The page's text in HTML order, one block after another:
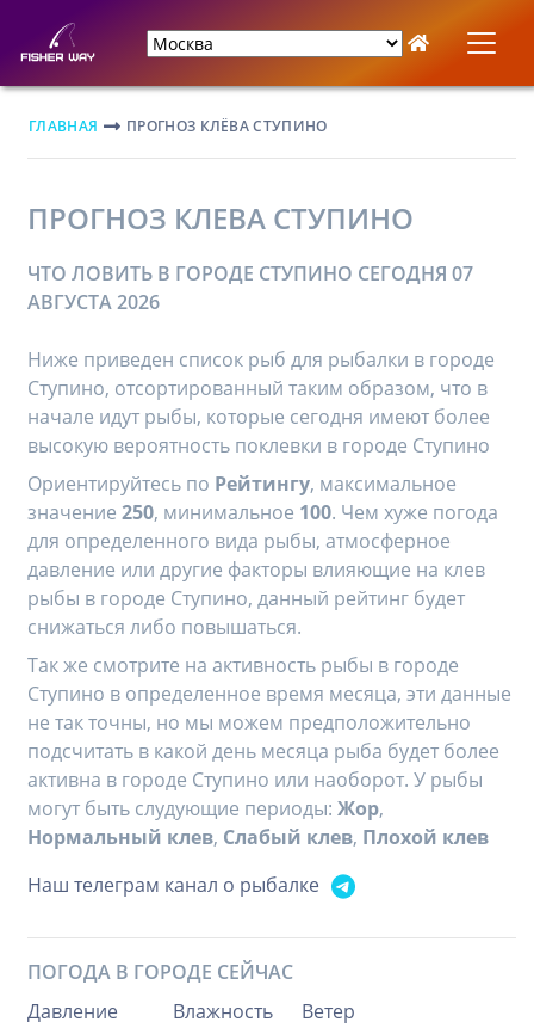
ГЛАВНАЯ ПРОГНОЗ КЛЁВА СТУПИНО
ПРОГНОЗ КЛЕВА СТУПИНО
ЧТО ЛОВИТЬ В ГОРОДЕ СТУПИНО СЕГОДНЯ 07
АВГУСТА 2026
Ниже приведен список рыб для рыбалки в городе
Ступино, отсортированный таким образом, что в
начале идут рыбы, которые сегодня имеют более
высокую вероятность поклевки в городе Ступино
Ориентируйтесь по Рейтингу, максимальное
значение 250, минимальное 100. Чем хуже погода
для определенного вида рыбы, атмосферное
давление или другие факторы влияющие на клев
рыбы в городе Ступино, данный рейтинг будет
снижаться либо повышаться.
Так же смотрите на активность рыбы в городе
Ступино в определенное время месяца, эти данные
не так точны, но мы можем предположительно
подсчитать в какой день месяца рыба будет более
активна в городе Ступино или наоборот. У рыбы
могут быть слудующие периоды: Жор,
Нормальный клев, Слабый клев, Плохой клев
Наш телеграм канал о рыбалке
ПОГОДА В ГОРОДЕ СЕЙЧАС
Давление
Влажность
Ветер